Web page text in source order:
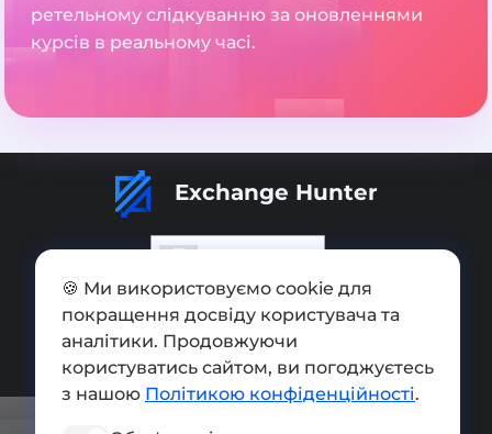
ретельному слідкуванню за оновленнями
курсів в реальному часі.
Exchange Hunter
Додати обмінник
Мапа сайту
Press kit
🍪 Ми використовуємо cookie для
покращення досвіду користувача та
аналітики. Продовжуючи
користуватись сайтом, ви погоджуєтесь
з нашою Політикою конфіденційності.